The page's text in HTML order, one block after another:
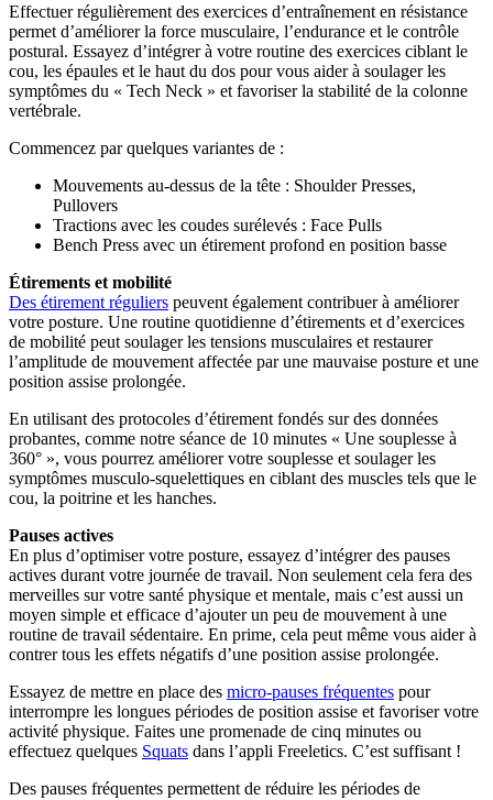
Effectuer régulièrement des exercices d’entraînement en résistance
permet d’améliorer la force musculaire, l’endurance et le contrôle
postural. Essayez d’intégrer à votre routine des exercices ciblant le
cou, les épaules et le haut du dos pour vous aider à soulager les
symptômes du « Tech Neck » et favoriser la stabilité de la colonne
vertébrale.
Commencez par quelques variantes de :
Mouvements au-dessus de la tête : Shoulder Presses,
Pullovers
Tractions avec les coudes surélevés : Face Pulls
Bench Press avec un étirement profond en position basse
Étirements et mobilité
Des étirement réguliers peuvent également contribuer à améliorer
votre posture. Une routine quotidienne d’étirements et d’exercices
de mobilité peut soulager les tensions musculaires et restaurer
l’amplitude de mouvement affectée par une mauvaise posture et une
position assise prolongée.
En utilisant des protocoles d’étirement fondés sur des données
probantes, comme notre séance de 10 minutes « Une souplesse à
360° », vous pourrez améliorer votre souplesse et soulager les
symptômes musculo-squelettiques en ciblant des muscles tels que le
cou, la poitrine et les hanches.
Pauses actives
En plus d’optimiser votre posture, essayez d’intégrer des pauses
actives durant votre journée de travail. Non seulement cela fera des
merveilles sur votre santé physique et mentale, mais c’est aussi un
moyen simple et efficace d’ajouter un peu de mouvement à une
routine de travail sédentaire. En prime, cela peut même vous aider à
contrer tous les effets négatifs d’une position assise prolongée.
Essayez de mettre en place des micro-pauses fréquentes pour
interrompre les longues périodes de position assise et favoriser votre
activité physique. Faites une promenade de cinq minutes ou
effectuez quelques Squats dans l’appli Freeletics. C’est suffisant !
Des pauses fréquentes permettent de réduire les périodes de